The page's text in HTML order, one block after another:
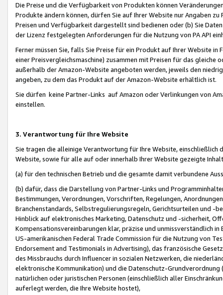
Die Preise und die Verfügbarkeit von Produkten können
Produkte ändern können, dürfen Sie auf Ihrer Website nur Angaben
Preisen und Verfügbarkeit dargestellt sind bedienen oder (b) Sie
der Lizenz festgelegten Anforderungen für die Nutzung von PA API
Ferner müssen Sie, falls Sie Preise für ein Produkt auf Ihrer Website
einer Preisvergleichsmaschine) zusammen mit Preisen für das
außerhalb der Amazon-Website angeboten werden, jeweils den
angeben, zu dem das Produkt auf der Amazon-Website erhältlich ist.
Sie dürfen keine Partner-Links auf Amazon oder Verlinkungen von
einstellen.
3. Verantwortung für Ihre Website
Sie tragen die alleinige Verantwortung für Ihre Website,
Website, sowie für alle auf oder innerhalb Ihrer Website gezeigte
(a) für den technischen Betrieb und die gesamte damit verbundene
(b) dafür, dass die Darstellung von Partner-Links und
Bestimmungen, Verordnungen, Vorschriften, Regelungen,
Branchenstandards, Selbstregulierungsregeln, Gerichtsurteilen und -
Hinblick auf elektronisches Marketing, Datenschutz und -sicherheit,
Kompensationsvereinbarungen klar, präzise und unmissverständlich
US-amerikanischen Federal Trade Commission für die Nutzung von
Endorsement and Testimonials in Advertising), das französische
des Missbrauchs durch Influencer in sozialen Netzwerken, die
elektronische Kommunikation) und die Datenschutz-
natürlichen oder juristischen Personen (einschließlich aller
auferlegt werden, die Ihre Website hostet),